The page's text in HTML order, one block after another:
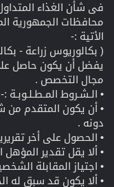
فى شأن الغذاء
محافظات الجمهورية
الأتية :-
( بكالوريوس زراعة -
يفضل أن يكون حاصل
مجال التخصص .
• الـشـروط المـطـلـوبـة :-
• أن يكون المتقدم من
دونه .
• الحصول على أخر
• ألا يقل تقدير
• اجتياز المقابلة
• ألا يكون قد سبق له